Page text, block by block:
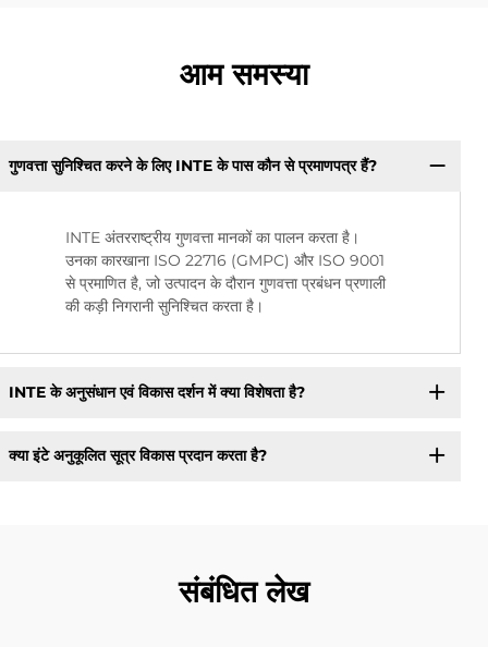
आम समस्या
गुणवत्ता सुनिश्चित करने के लिए INTE के पास कौन से प्रमाणपत्र हैं?
INTE अंतरराष्ट्रीय गुणवत्ता मानकों का पालन करता है।
उनका कारखाना ISO 22716 (GMPC) और ISO 9001
से प्रमाणित है, जो उत्पादन के दौरान गुणवत्ता प्रबंधन प्रणाली
की कड़ी निगरानी सुनिश्चित करता है।
INTE के अनुसंधान एवं विकास दर्शन में क्या विशेषता है?
क्या इंटे अनुकूलित सूत्र विकास प्रदान करता है?
संबंधित लेख